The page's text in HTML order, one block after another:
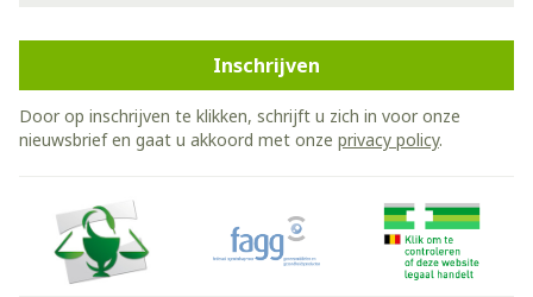
Inschrijven
Door op inschrijven te klikken, schrijft u zich in voor onze
nieuwsbrief en gaat u akkoord met onze privacy policy.